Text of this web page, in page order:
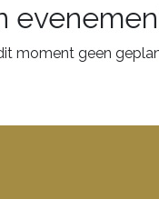
moment geen